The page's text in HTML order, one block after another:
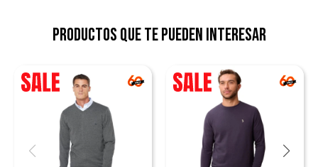
Productos que te pueden interesar